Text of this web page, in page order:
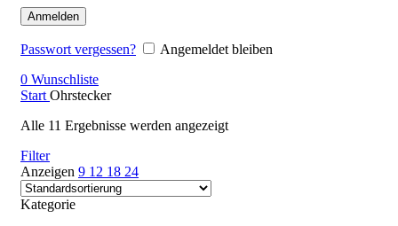
Anmelden
Passwort vergessen?
Angemeldet bleiben
0 Wunschliste
Start Ohrstecker
Alle 11 Ergebnisse werden angezeigt
Filter
Anzeigen 9 12 18 24
Kategorie